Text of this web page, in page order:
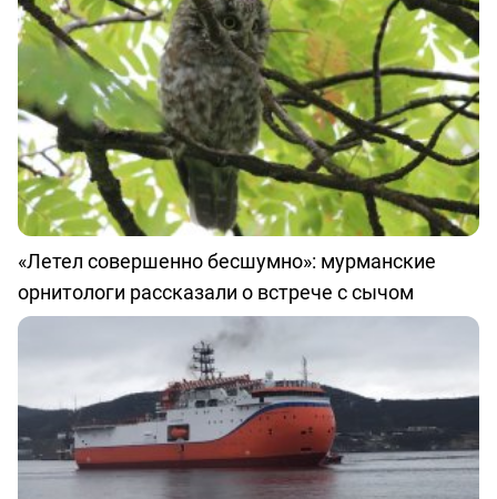
«Летел совершенно бесшумно»: мурманские
орнитологи рассказали о встрече с сычом